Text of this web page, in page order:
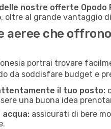
nostre offerte Opodo
oltre al grande vantaggio
aeree che
portrai trovare
da soddisfare budget e
il tuo posto:
una buona idea
assicurati di bere